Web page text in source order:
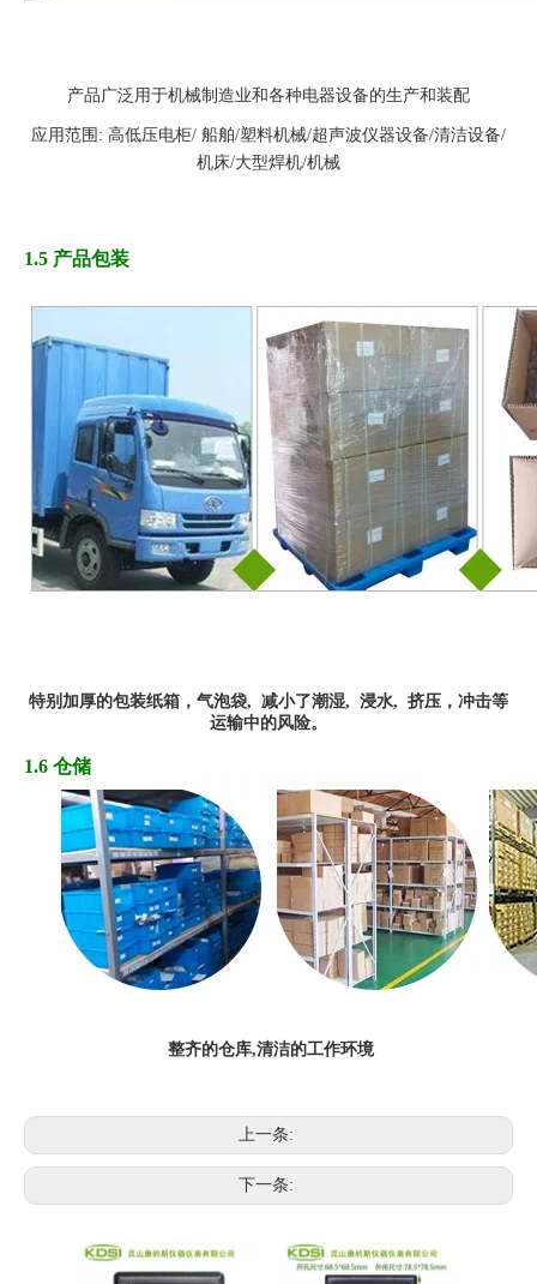
产品广泛用于机械制造业和各种电器设备的生产和装配
应用范围: 高低压电柜/ 船舶/塑料机械/超声波仪器设备/清洁设备/
机床/大型焊机/机械
1.5 产品包装
特别 加厚的包装纸箱， 气泡袋, 减小了潮湿, 浸水, 挤压 ，冲击等
运输中的风险。
1.6 仓储
整齐的仓库,清洁的工作环境
上一条:
下一条: